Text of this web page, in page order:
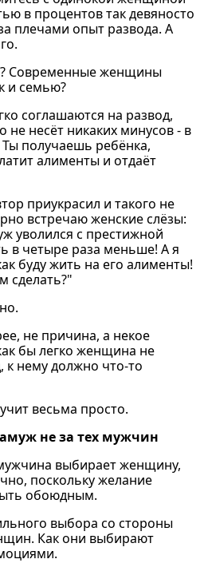
в процентов так девяносто
плечами опыт развода. А
Современные женщины
и семью?
соглашаются на развод,
не несёт никаких минусов - в
получаешь ребёнка,
алименты и отдаёт
приукрасил и такого не
встречаю женские слёзы:
уволился с престижной
в четыре раза меньше! А я
буду жить на его алименты!
сделать?"
не причина, а некое
бы легко женщина не
к нему должно что-то
весьма просто.
не за тех мужчин
выбирает женщину,
поскольку желание
обоюдным.
выбора со стороны
Как они выбирают